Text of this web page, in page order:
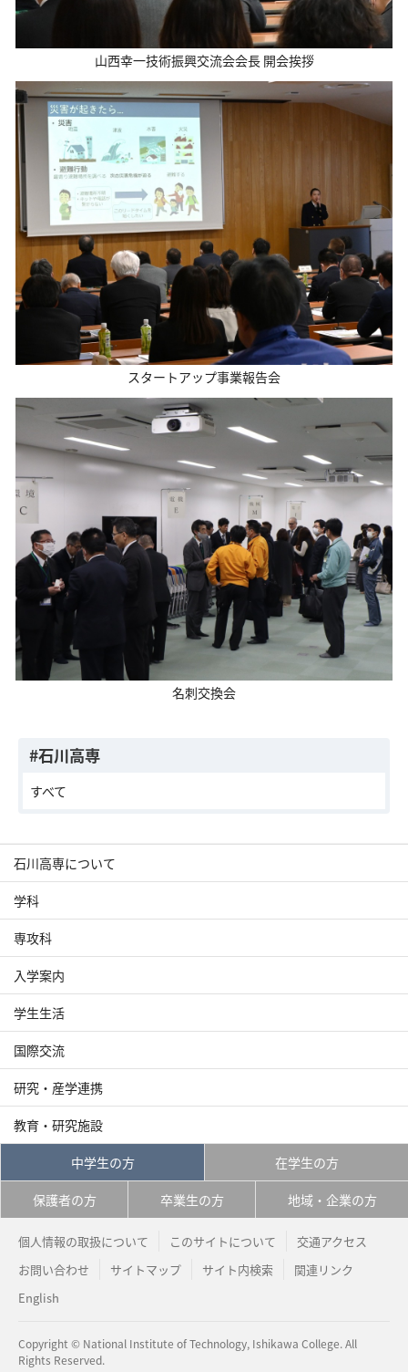
山西幸一技術振興交流会会長 開会挨拶
スタートアップ事業報告会
名刺交換会
#石川高専
すべて
石川高専について
学科
専攻科
入学案内
学生生活
国際交流
研究・産学連携
教育・研究施設
中学生の方 在学生の方
保護者の方 卒業生の方 地域・企業の方
個人情報の取扱について このサイトについて
交通アクセス
お問い合わせ
サイトマップ サイト内検索
関連リンク
English
Copyright © National Institute of Technology, Ishikawa College. All
Rights Reserved.